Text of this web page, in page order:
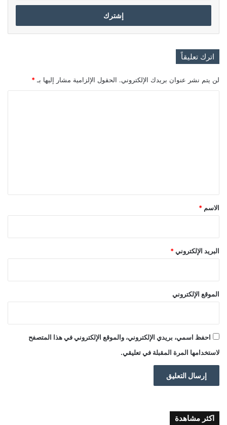
الإلكتروني
اترك تعليقاً
لن يتم نشر عنوان بريدك الإلكتروني. الحقول الإلزامية مشار إليها بـ *
*
الاسم *
البريد الإلكتروني *
الموقع الإلكتروني
احفظ اسمي، بريدي الإلكتروني، والموقع الإلكتروني في هذا المتصفح
لاستخدامها المرة المقبلة في تعليقي.
اكثر مشاهدة